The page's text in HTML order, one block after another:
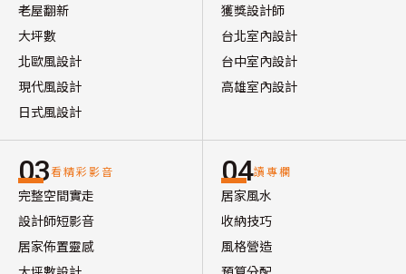
老屋翻新
大坪數
北歐風設計
現代風設計
日式風設計
獲獎設計師
台北室內設計
台中室內設計
高雄室內設計
03看精彩影音
完整空間實走
設計師短影音
居家佈置靈感
04讀專欄
居家風水
收納技巧
風格營造